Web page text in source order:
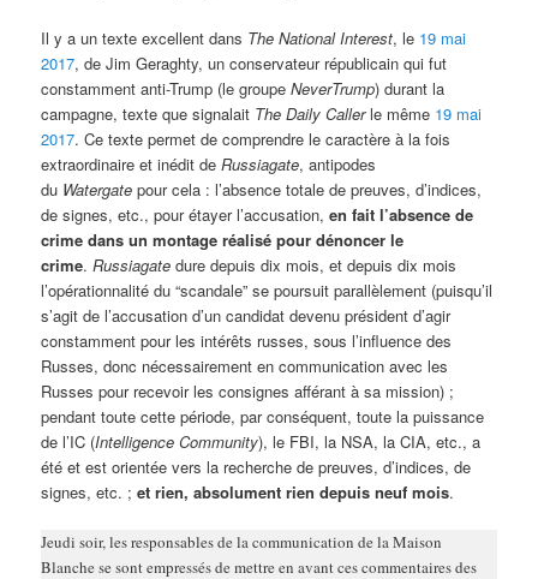
Il y a un texte excellent dans The National Interest, le 19 mai
2017, de Jim Geraghty, un conservateur républicain qui fut
constamment anti-Trump (le groupeNeverTrump) durant la
campagne, texte que signalait The Daily Callerle même 19 mai
2017. Ce texte permet de comprendre le caractère à la fois
extraordinaire et inédit deRussiagate, antipodes
du Watergate pour cela : l’absence totale de preuves, d’indices,
de signes, etc., pour étayer l’accusation,en fait l’absence de
crime dans un montage réalisé pour dénoncer le
crime.Russiagatedure depuis dix mois, et depuis dix mois
l’opérationnalité du “scandale” se poursuit parallèlement (puisqu’il
s’agit de l’accusation d’un candidat devenu président d’agir
constamment pour les intérêts russes, sous l’influence des
Russes, donc nécessairement en communication avec les
Russes pour recevoir les consignes afférant à sa mission) ;
pendant toute cette période, par conséquent, toute la puissance
de l’IC (Intelligence Community), le FBI, la NSA, la CIA, etc., a
été et est orientée vers la recherche de preuves, d’indices, de
signes, etc. ;et rien, absolument rien depuis neuf mois.
Jeudi soir, les responsables de la communication de la Maison
Blanche se sont empressés de mettre en avant ces commentaires des